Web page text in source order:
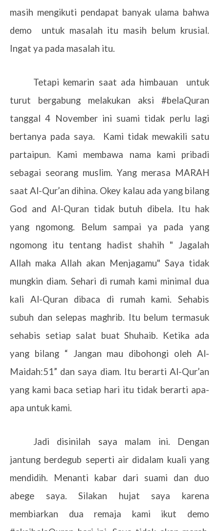
masih mengikuti pendapat banyak ulama bahwa
demo
untuk masalah itu masih belum krusial.
Ingat ya pada masalah itu.
Tetapi kemarin saat ada himbauan
untuk
turut bergabung melakukan aksi #belaQuran
tanggal 4 November ini suami tidak perlu lagi
bertanya pada saya.
Kami tidak mewakili satu
partaipun. Kami membawa nama kami pribadi
sebagai seorang muslim. Yang merasa MARAH
saat Al-Qur’an dihina. Okey kalau ada yang bilang
God and Al-Quran tidak butuh dibela. Itu hak
yang ngomong. Belum sampai ya pada yang
ngomong itu tentang hadist shahih " Jagalah
Allah maka Allah akan Menjagamu" Saya tidak
mungkin diam. Sehari di rumah kami minimal dua
kali Al-Quran dibaca di rumah kami. Sehabis
subuh dan selepas maghrib. Itu belum termasuk
sehabis setiap salat buat Shuhaib. Ketika ada
yang bilang “ Jangan mau dibohongi oleh Al-
Maidah:51” dan saya diam. Itu berarti Al-Qur’an
yang kami baca setiap hari itu tidak berarti apa-
apa untuk kami.
Jadi disinilah saya malam ini. Dengan
jantung berdegub seperti air didalam kuali yang
mendidih. Menanti kabar dari suami dan duo
abege saya. Silakan hujat saya karena
membiarkan dua remaja kami ikut demo